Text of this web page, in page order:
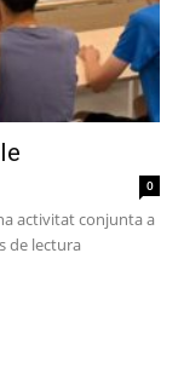
0
activitat conjunta a
de lectura